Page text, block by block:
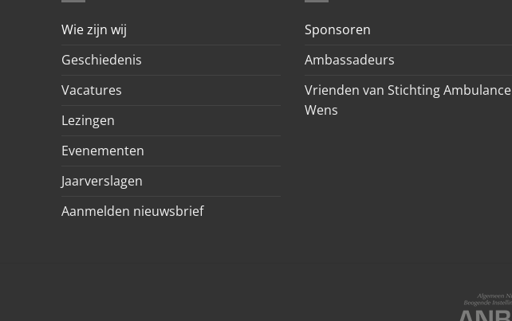
Wie zijn wij
Geschiedenis
Vacatures
Lezingen
Evenementen
Jaarverslagen
Aanmelden nieuwsbrief
Sponsoren
Ambassadeurs
Vrienden van Stichting Ambulance
Wens